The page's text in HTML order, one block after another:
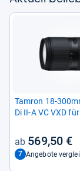
Tam­ron 18-​
Di II-​A VC VXD
569,50 €
7 Angebote